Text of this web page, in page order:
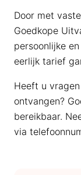
Door met vaste
Goedkope
persoonlijke
eerlijk tarief
Heeft u
ontvangen?
bereikbaar.
via